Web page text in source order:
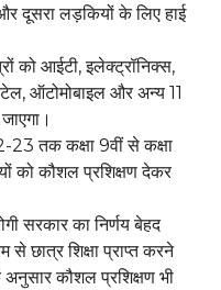
दूसरा लड़कियों के लिए हाई
को आईटी, इलेक्ट्रॉनिक्स,
ऑटोमोबाइल और अन्य 11
तक कक्षा 9वीं से कक्षा
को कौशल प्रशिक्षण देकर
सरकार का निर्णय बेहद
से छात्र शिक्षा प्राप्त करने
कौशल प्रशिक्षण भी